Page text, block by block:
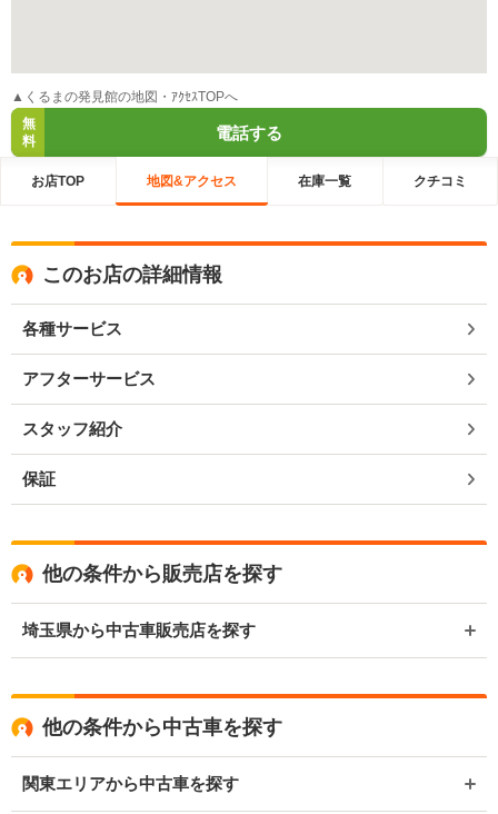
▲くるまの発見館の地図・ｱｸｾｽTOPへ
無
料
電話する
お店TOP 地図&アクセス 在庫一覧 クチコミ
このお店の詳細情報
各種サービス
アフターサービス
スタッフ紹介
保証
他の条件から販売店を探す
埼玉県から中古車販売店を探す
他の条件から中古車を探す
関東エリアから中古車を探す